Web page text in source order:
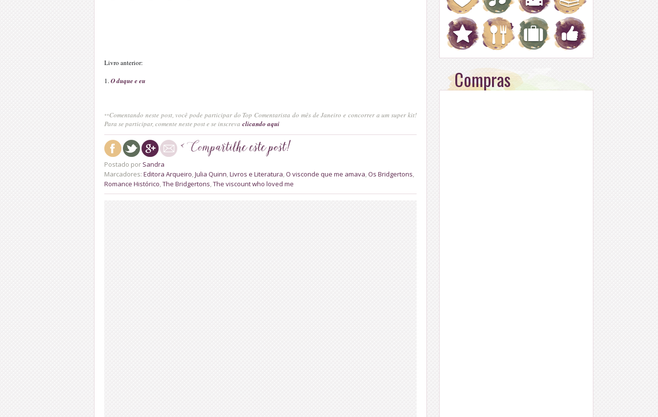
Livro anterior:
1. O duque e eu
**Comentando neste post, você pode participar do Top Comentarista do mês de Janeiro e concorrer a um super kit!
Para se participar, comente neste post e se inscreva clicando aqui
Postado por Sandra
Marcadores: Editora Arqueiro Julia Quinn Livros e Literatura O visconde que me amava Os Bridgertons
Romance Histórico The Bridgertons The viscount who loved me
Compras